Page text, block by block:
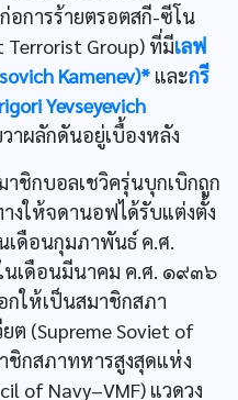
อการร้ายตรอตสกี-ซีโน
Group) ที่มีเลฟ
Kamenev)* และกรี
Yevseyevich
าผลักดันอยู่เบื้องหลัง
าชิกบอลเชวิครุ่นบุกเบิกถูก
งให้จดานอฟได้รับแต่งตั้ง
เดือนกุมภาพันธ์ ค.ศ.
เดือนมีนาคม ค.ศ. ๑๙๓๖
กให้เป็นสมาชิกสภา
ต (Supreme Soviet of
ชิกสภาทหารสูงสุดแห่ง
of Navy–VMF) แวดวง